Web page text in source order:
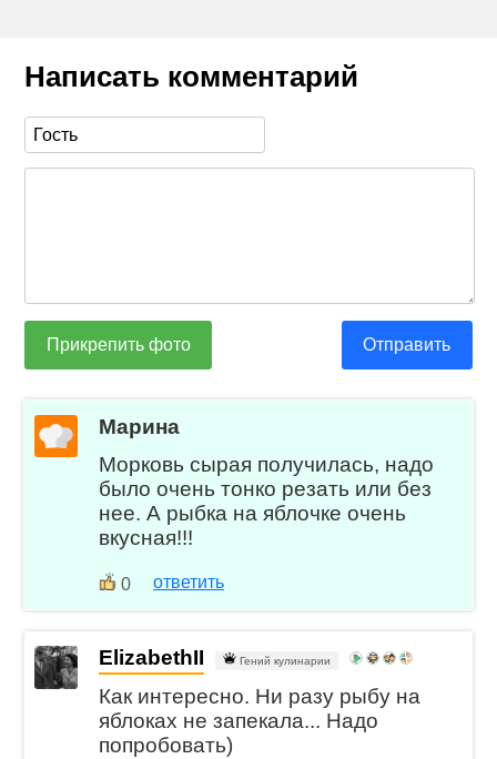
Написать комментарий
Прикрепить фото Отправить
Марина
Морковь сырая получилась, надо
было очень тонко резать или без
нее. А рыбка на яблочке очень
вкусная!!!
0 ответить
ElizabethII Гений кулинарии
Как интересно. Ни разу рыбу на
яблоках не запекала... Надо
попробовать)